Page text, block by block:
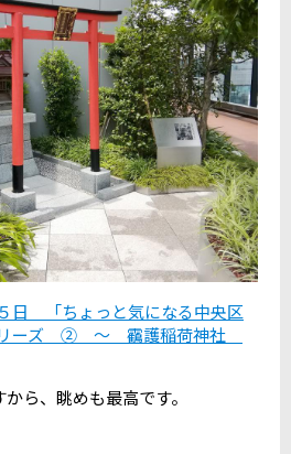
日 「ちょっと気になる中央区
ーズ ② ～ 靍護稲荷神社
ら、眺めも最高です。